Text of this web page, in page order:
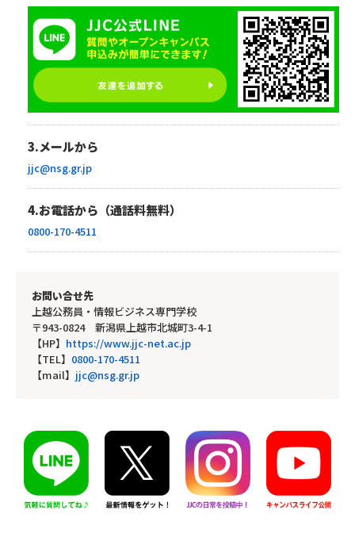
3.メールから
jjc@nsg.gr.jp
4.お電話から（通話料無料）
0800-170-4511
お問い合せ先
上越公務員・情報ビジネス専門学校
〒943-0824 新潟県上越市北城町3-4-1
【HP】 https://www.jjc-net.ac.jp
【TEL】 0800-170-4511
【mail】 jjc@nsg.gr.jp